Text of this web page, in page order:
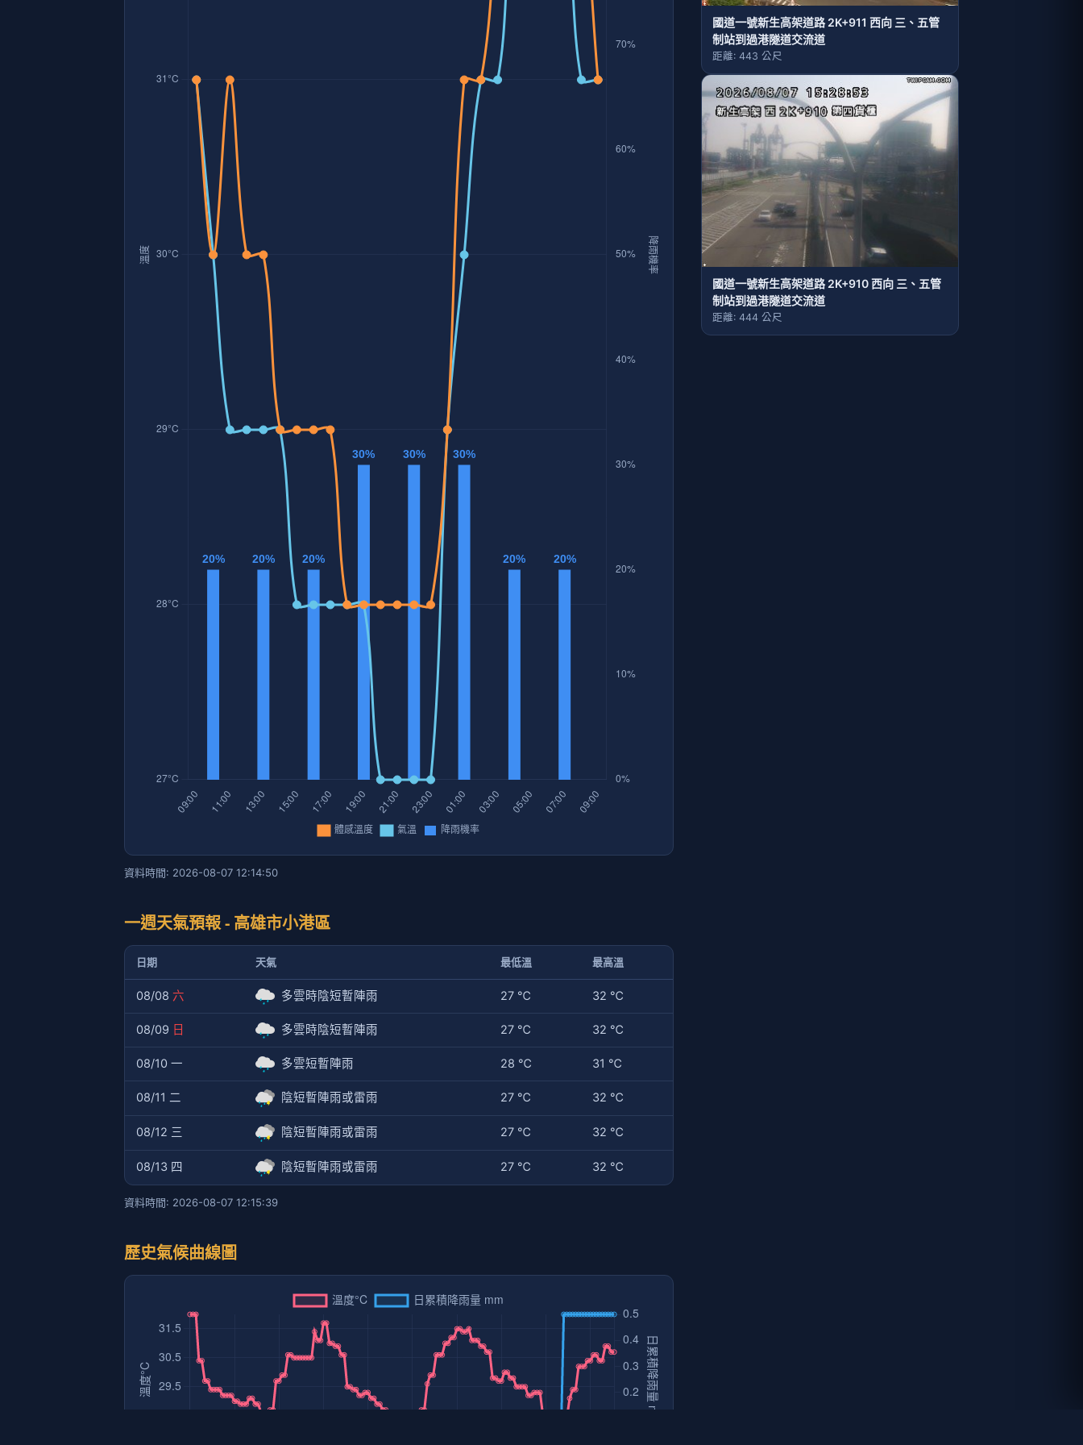
資料時間: 2026-08-07 12:14:50
一週天氣預報 - 高雄市小港區
日期 天氣 最低溫 最高溫
08/08 六 多雲時陰短暫陣雨 27 ℃ 32 ℃
08/09 日 多雲時陰短暫陣雨 27 ℃ 32 ℃
08/10 一 多雲短暫陣雨 28 ℃ 31 ℃
08/11 二 陰短暫陣雨或雷雨 27 ℃ 32 ℃
08/12 三 陰短暫陣雨或雷雨 27 ℃ 32 ℃
08/13 四 陰短暫陣雨或雷雨 27 ℃ 32 ℃
資料時間: 2026-08-07 12:15:39
歷史氣候曲線圖
國道一號新生高架道路 2K+911 西向 三、五管
制站到過港隧道交流道
距離: 443 公尺
國道一號新生高架道路 2K+910 西向 三、五管
制站到過港隧道交流道
距離: 444 公尺